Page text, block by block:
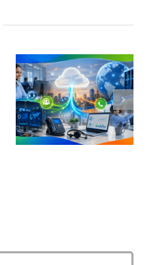
Filtrado de
llamadas: el reto
oculto para call
centers